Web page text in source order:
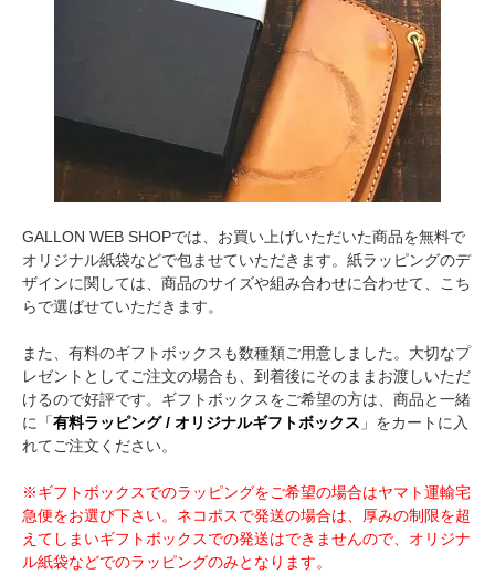
GALLON WEB SHOPでは、お買い上げいただいた商品を無料で
オリジナル紙袋などで包ませていただきます。紙ラッピングのデ
ザインに関しては、商品のサイズや組み合わせに合わせて、こち
らで選ばせていただきます。
また、有料のギフトボックスも数種類ご用意しました。大切なプ
レゼントとしてご注文の場合も、到着後にそのままお渡しいただ
けるので好評です。ギフトボックスをご希望の方は、商品と一緒
に「有料ラッピング / オリジナルギフトボックス 」をカートに入
れてご注文ください。
※ギフトボックスでのラッピングをご希望の場合はヤマト運輸宅
急便をお選び下さい。ネコポスで発送の場合は、厚みの制限を超
えてしまいギフトボックスでの発送はできませんので、オリジナ
ル紙袋などでのラッピングのみとなります。